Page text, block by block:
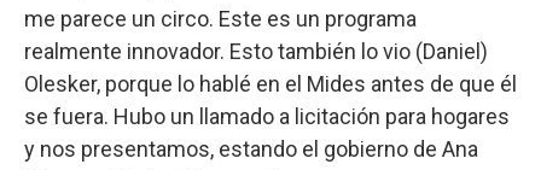
me parece un circo. Este es un programa
realmente innovador. Esto también lo vio (Daniel)
Olesker, porque lo hablé en el Mides antes de que él
se fuera. Hubo un llamado a licitación para hogares
y nos presentamos, estando el gobierno de Ana